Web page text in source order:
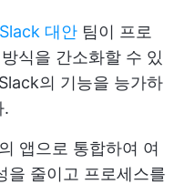
Slack 대안 팀이 프로
식을 간소화할 수 있
의 기능을 능가하
.
앱으로 통합하여 여
을 줄이고 프로세스를